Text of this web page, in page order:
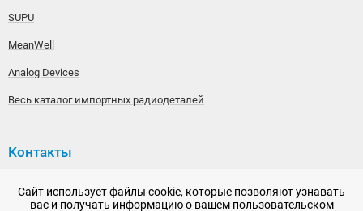
SUPU
MeanWell
Analog Devices
Весь каталог импортных радиодеталей
Контакты
192148, г. Санкт-Петербург, Железнодорожный проспект,
дом 36
Сайт использует файлы cookie, которые позволяют узнавать
вас и получать информацию о вашем пользовательском